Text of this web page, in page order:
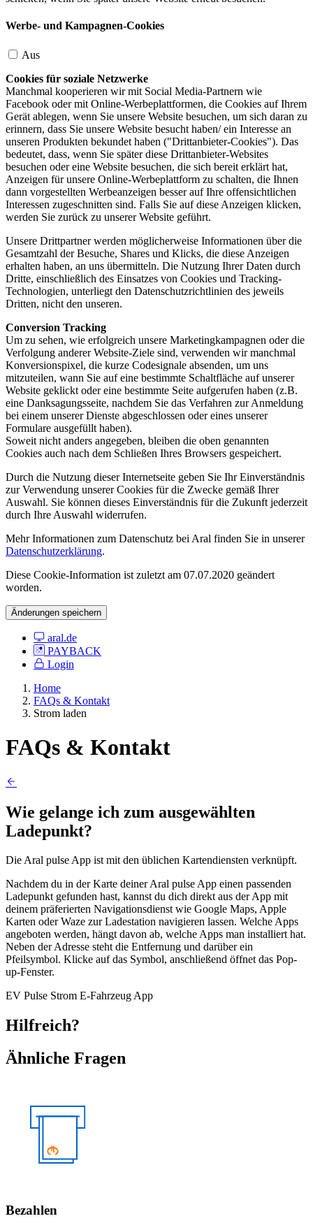
Werbe- und Kampagnen-Cookies
Aus
Cookies für soziale Netzwerke
Manchmal kooperieren wir mit Social Media-Partnern wie
Facebook oder mit Online-Werbeplattformen, die Cookies auf Ihrem
Gerät ablegen, wenn Sie unsere Website besuchen, um sich daran zu
erinnern, dass Sie unsere Website besucht haben/ ein Interesse an
unseren Produkten bekundet haben ("Drittanbieter-Cookies"). Das
bedeutet, dass, wenn Sie später diese Drittanbieter-Websites
besuchen oder eine Website besuchen, die sich bereit erklärt hat,
Anzeigen für unsere Online-Werbeplattform zu schalten, die Ihnen
dann vorgestellten Werbeanzeigen besser auf Ihre offensichtlichen
Interessen zugeschnitten sind. Falls Sie auf diese Anzeigen klicken,
werden Sie zurück zu unserer Website geführt.
Unsere Drittpartner werden möglicherweise Informationen über die
Gesamtzahl der Besuche, Shares und Klicks, die diese Anzeigen
erhalten haben, an uns übermitteln. Die Nutzung Ihrer Daten durch
Dritte, einschließlich des Einsatzes von Cookies und Tracking-
Technologien, unterliegt den Datenschutzrichtlinien des jeweils
Dritten, nicht den unseren.
Conversion Tracking
Um zu sehen, wie erfolgreich unsere Marketingkampagnen oder die
Verfolgung anderer Website-Ziele sind, verwenden wir manchmal
Konversionspixel, die kurze Codesignale absenden, um uns
mitzuteilen, wann Sie auf eine bestimmte Schaltfläche auf unserer
Website geklickt oder eine bestimmte Seite aufgerufen haben (z.B.
eine Danksagungsseite, nachdem Sie das Verfahren zur Anmeldung
bei einem unserer Dienste abgeschlossen oder eines unserer
Formulare ausgefüllt haben).
Soweit nicht anders angegeben, bleiben die oben genannten
Cookies auch nach dem Schließen Ihres Browsers gespeichert.
Durch die Nutzung dieser Internetseite geben Sie Ihr Einverständnis
zur Verwendung unserer Cookies für die Zwecke gemäß Ihrer
Auswahl. Sie können dieses Einverständnis für die Zukunft jederzeit
durch Ihre Auswahl widerrufen.
Mehr Informationen zum Datenschutz bei Aral finden Sie in unserer
Datenschutzerklärung.
Diese Cookie-Information ist zuletzt am 07.07.2020 geändert
worden.
Änderungen speichern
aral.de
PAYBACK
Login
Home
FAQs & Kontakt
Strom laden
FAQs & Kontakt
Wie gelange ich zum ausgewählten
Ladepunkt?
Die Aral pulse App ist mit den üblichen Kartendiensten verknüpft.
Nachdem du in der Karte deiner Aral pulse App einen passenden
Ladepunkt gefunden hast, kannst du dich direkt aus der App mit
deinem präferierten Navigationsdienst wie Google Maps, Apple
Karten oder Waze zur Ladestation navigieren lassen. Welche Apps
angeboten werden, hängt davon ab, welche Apps man installiert hat.
Neben der Adresse steht die Entfernung und darüber ein
Pfeilsymbol. Klicke auf das Symbol, anschließend öffnet das Pop-
up-Fenster.
EV Pulse Strom E-FahrzeugApp
Hilfreich?
Ähnliche Fragen
Bezahlen